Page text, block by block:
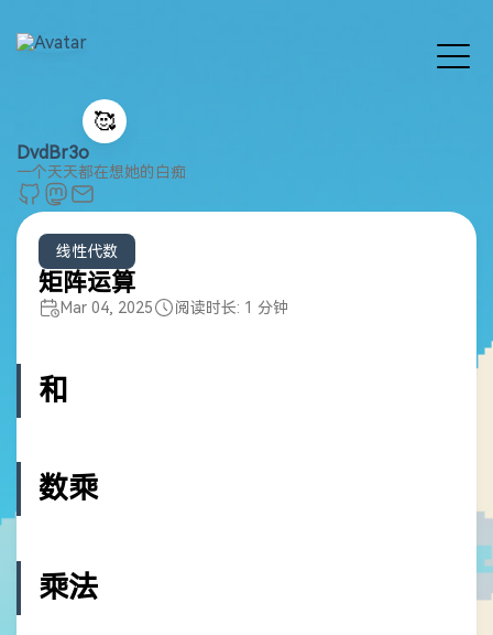
🥰
DvdBr3o
一个天天都在想她的白痴
线性代数
矩阵运算
Mar 04, 2025 阅读时长: 1 分钟
和
数乘
乘法